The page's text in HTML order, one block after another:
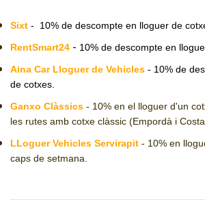
Sixt - 10% de descompte en lloguer de
RentSmart24 - 10% de descompte en
Aina Car Lloguer de Vehicles - 10% de
de cotxes.
Ganxo Clàssics - 10% en el lloguer d'un
les rutes amb cotxe clàssic (Empordà i Costa
LLoguer Vehicles Servirapit - 10% en
caps de setmana.